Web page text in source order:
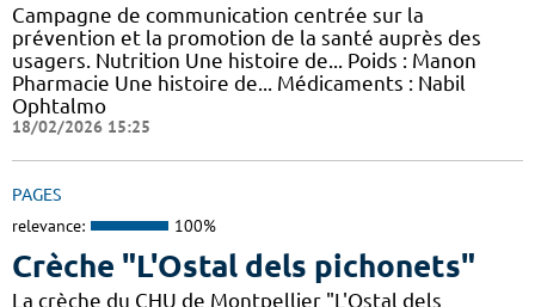
Campagne de communication centrée sur la
prévention et la promotion de la santé auprès des
usagers. Nutrition Une histoire de... Poids : Manon
Pharmacie Une histoire de... Médicaments : Nabil
Ophtalmo
18/02/2026 15:25
PAGES
relevance: 100%
Crèche "L'Ostal dels pichonets"
La crèche du CHU de Montpellier "L'Ostal dels